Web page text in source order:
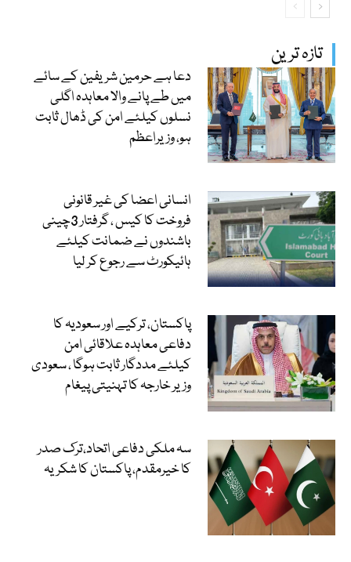
تازہ ترین
دعا ہے حرمین شریفین کے سائے
میں طے پانے والا معاہدہ اگلی
نسلوں کیلئے امن کی ڈھال ثابت
ہو، وزیراعظم
انسانی اعضا کی غیر قانونی
فروخت کا کیس ، گرفتار 3چینی
باشندوں نے ضمانت کیلئے
ہائیکورٹ سے رجوع کر لیا
پاکستان، ترکیے اور سعودیہ کا
دفاعی معاہدہ علاقائی امن
کیلئے مددگار ثابت ہوگا ، سعودی
وزیر خارجہ کا تہنیتی پیغام
سہ ملکی دفاعی اتحاد،ترک صدر
کا خیرمقدم، پاکستان کا شکریہ